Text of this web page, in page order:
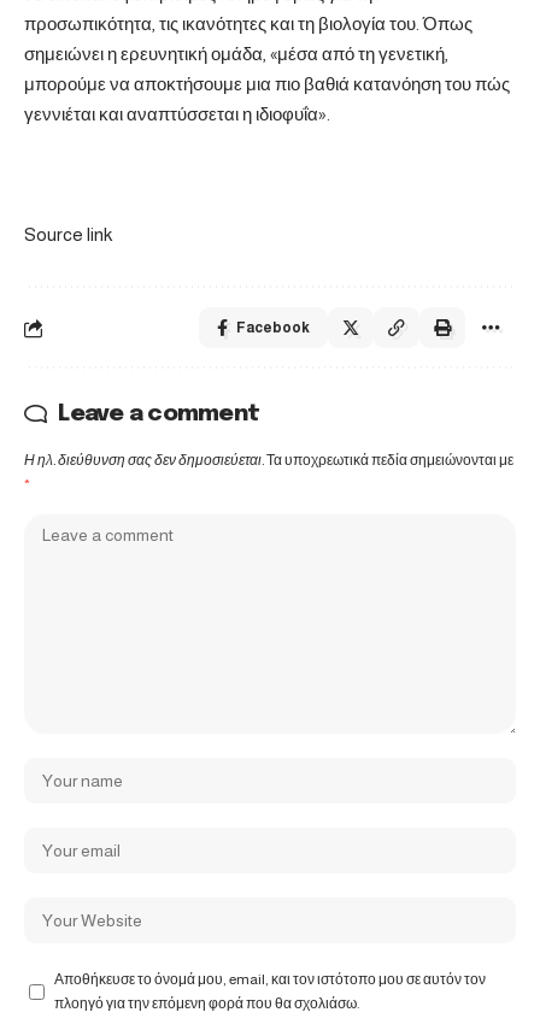
προσωπικότητα, τις ικανότητες και τη βιολογία του. Όπως
σημειώνει η ερευνητική ομάδα, «μέσα από τη γενετική,
μπορούμε να αποκτήσουμε μια πιο βαθιά κατανόηση του πώς
γεννιέται και αναπτύσσεται η ιδιοφυΐα».
Source link
Facebook
Leave a comment
Η ηλ. διεύθυνση σας δεν δημοσιεύεται.Τα υποχρεωτικά πεδία σημειώνονται με
*
Αποθήκευσε το όνομά μου, email, και τον ιστότοπο μου σε αυτόν τον
πλοηγό για την επόμενη φορά που θα σχολιάσω.